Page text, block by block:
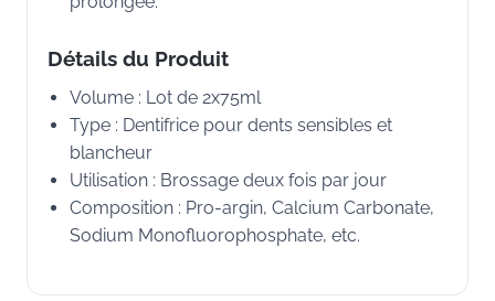
Détails du Produit
Volume : Lot de 2x75ml
Type : Dentifrice pour dents sensibles et
blancheur
Utilisation : Brossage deux fois par jour
Composition : Pro-argin, Calcium Carbonate,
Sodium Monofluorophosphate, etc.